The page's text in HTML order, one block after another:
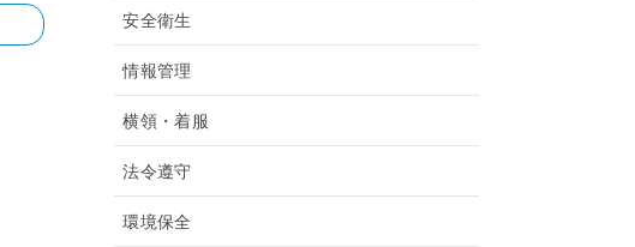
安全衛生
情報管理
横領・着服
法令遵守
環境保全